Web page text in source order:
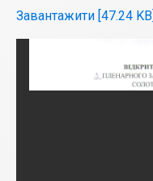
Завантажити [47.24 KB]